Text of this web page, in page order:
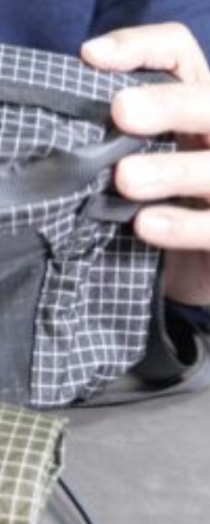
Next
1
2
3
4
5
Post
Share
Pocket
Hatena
LINE
URLコピー
この記事を書いた人